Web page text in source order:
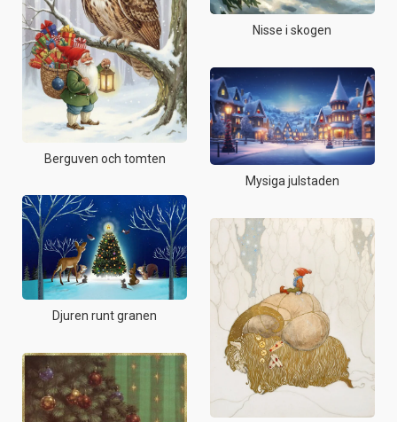
Berguven och tomten
Djuren runt granen
Nisse i skogen
Mysiga julstaden